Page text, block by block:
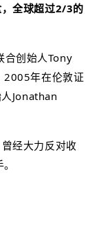
全球超过2/3的
创始人Tony
年在伦敦证
Jonathan
经大力反对收